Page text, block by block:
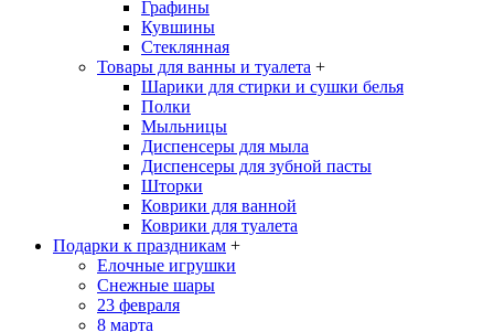
Графины
Кувшины
Стеклянная
Товары для ванны и туалета +
Шарики для стирки и сушки белья
Полки
Мыльницы
Диспенсеры для мыла
Диспенсеры для зубной пасты
Шторки
Коврики для ванной
Коврики для туалета
Подарки к праздникам +
Елочные игрушки
Снежные шары
23 февраля
8 марта